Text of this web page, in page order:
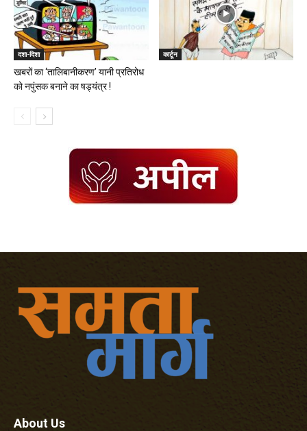
दशा-दिशा
खबरों का ‘तालिबानीकरण’ यानी प्रतिरोध
को नपुंसक बनाने का षड्यंत्र !
कार्टून
About Us